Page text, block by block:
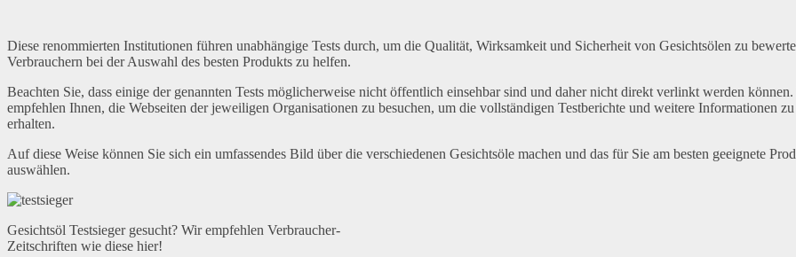
Diese renommierten Institutionen führen unabhängige Tests durch, um die Qualität, Wirksamkeit und Sicherheit von Gesichtsölen zu
Verbrauchern bei der Auswahl des besten Produkts zu helfen.
Beachten Sie, dass einige der genannten Tests möglicherweise nicht öffentlich einsehbar sind und daher nicht direkt verlinkt werden
empfehlen Ihnen, die Webseiten der jeweiligen Organisationen zu besuchen, um die vollständigen Testberichte und weitere Informationen zu
erhalten.
Auf diese Weise können Sie sich ein umfassendes Bild über die verschiedenen Gesichtsöle machen und das für Sie am besten geeignete
auswählen.
Gesichtsöl Testsieger gesucht? Wir empfehlen Verbraucher-
Zeitschriften wie diese hier!